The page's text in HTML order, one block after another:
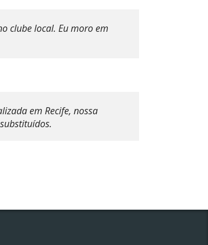
clube local. Eu moro em
em Recife, nossa